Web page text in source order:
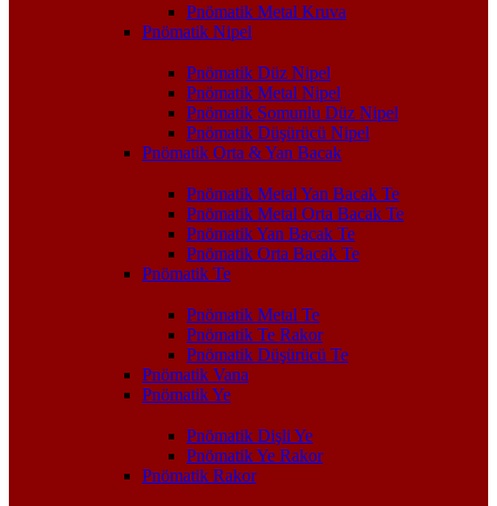
Pnömatik Metal Kruva
Pnömatik Nipel
Pnömatik Düz Nipel
Pnömatik Metal Nipel
Pnömatik Somunlu Düz Nipel
Pnömatik Düşürücü Nipel
Pnömatik Orta & Yan Bacak
Pnömatik Metal Yan Bacak Te
Pnömatik Metal Orta Bacak Te
Pnömatik Yan Bacak Te
Pnömatik Orta Bacak Te
Pnömatik Te
Pnömatik Metal Te
Pnömatik Te Rakor
Pnömatik Düşürücü Te
Pnömatik Vana
Pnömatik Ye
Pnömatik Dişli Ye
Pnömatik Ye Rakor
Pnömatik Rakor